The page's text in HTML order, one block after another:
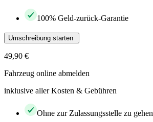
100% Geld-zurück-Garantie
Umschreibung starten
49,90 €
Fahrzeug online abmelden
inklusive aller Kosten & Gebühren
Ohne zur Zulassungsstelle zu gehen